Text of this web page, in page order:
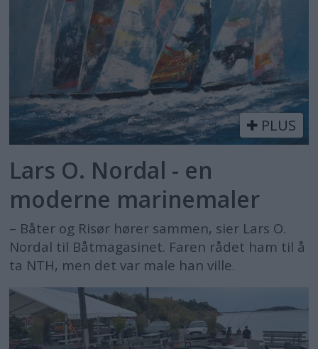
PLUS
Lars O. Nordal - en
moderne marinemaler
– Båter og Risør hører sammen, sier Lars O.
Nordal til Båtmagasinet. Faren rådet ham til å
ta NTH, men det var male han ville.